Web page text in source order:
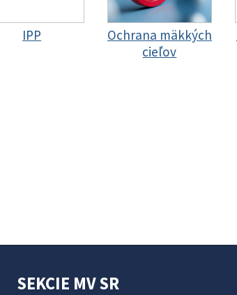
IPP
Ochrana mäkkých
cieľov
SEKCIE MV SR